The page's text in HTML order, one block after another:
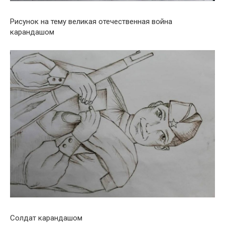
Рисунок на тему великая отечественная война
карандашом
Солдат карандашом